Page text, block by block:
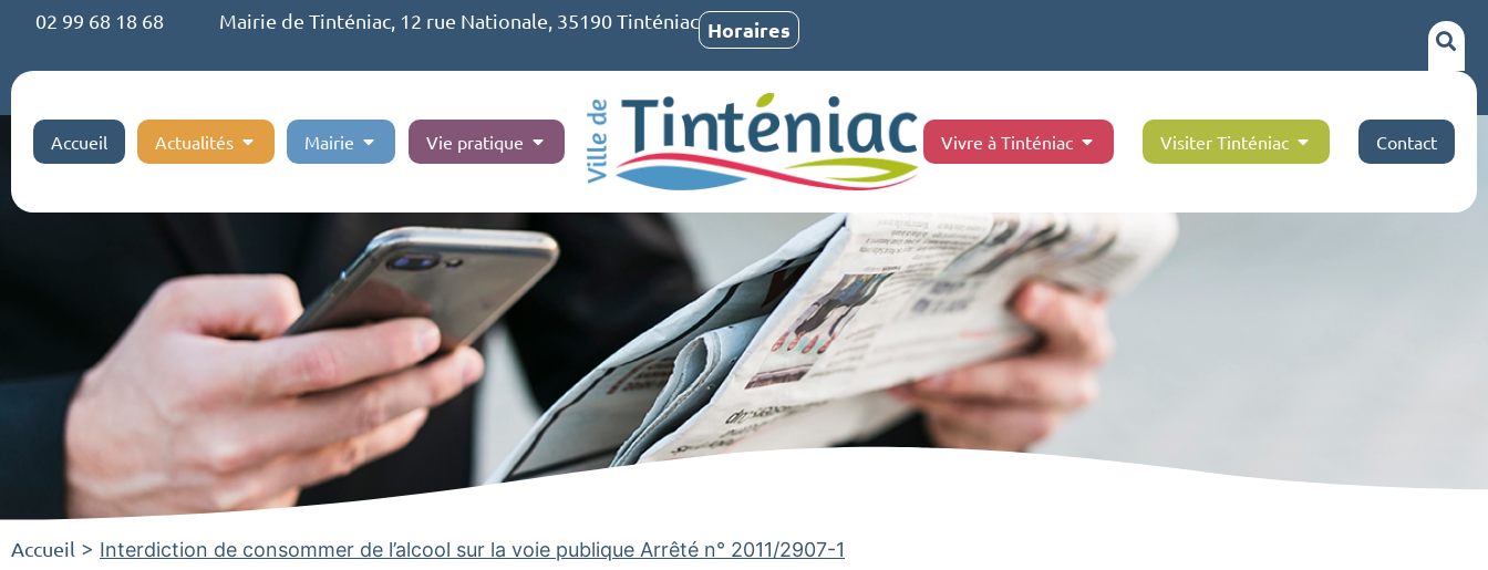
02 99 68 18 68 Mairie de Tinténiac, 12 rue Nationale, 35190 Tinténiac Horaires
Accueil Actualités Mairie Vie pratique Vivre à Tinténiac Visiter Tinténiac Contact
Accueil > Interdiction de consommer de l’alcool sur la voie publique Arrêté n° 2011/2907-1